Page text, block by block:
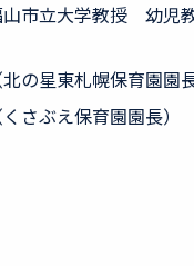
山市立大学教授 幼児
の星東札幌保育園園長
さぶえ保育園園長）